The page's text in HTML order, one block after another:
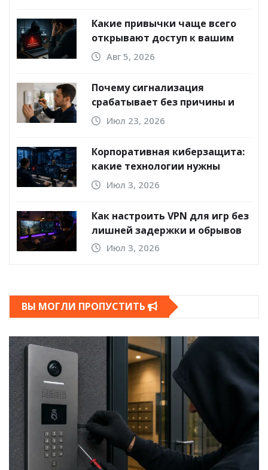
Какие привычки чаще всего
открывают доступ к вашим
аккаунтам
Авг 5, 2026
Почему сигнализация
срабатывает без причины и
что делать
Июл 23, 2026
Корпоративная киберзащита:
какие технологии нужны
бизнесу
Июл 3, 2026
Как настроить VPN для игр без
лишней задержки и обрывов
Июл 3, 2026
ВЫ МОГЛИ ПРОПУСТИТЬ